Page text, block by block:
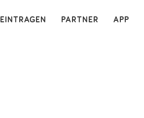
APP
PARTNER
EINTRAGEN